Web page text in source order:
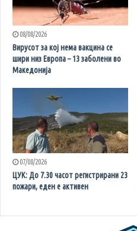
08/08/2026
Вирусот за кој нема вакцина се
шири низ Европа – 13 заболени во
Македонија
07/08/2026
ЦУК: До 7.30 часот регистрирани 23
пожари, еден е активен